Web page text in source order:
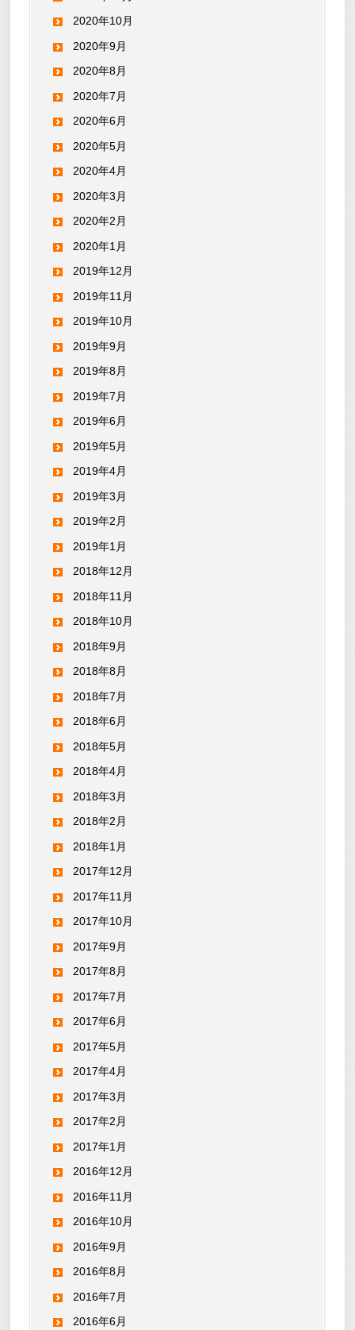
2020年10月
2020年9月
2020年8月
2020年7月
2020年6月
2020年5月
2020年4月
2020年3月
2020年2月
2020年1月
2019年12月
2019年11月
2019年10月
2019年9月
2019年8月
2019年7月
2019年6月
2019年5月
2019年4月
2019年3月
2019年2月
2019年1月
2018年12月
2018年11月
2018年10月
2018年9月
2018年8月
2018年7月
2018年6月
2018年5月
2018年4月
2018年3月
2018年2月
2018年1月
2017年12月
2017年11月
2017年10月
2017年9月
2017年8月
2017年7月
2017年6月
2017年5月
2017年4月
2017年3月
2017年2月
2017年1月
2016年12月
2016年11月
2016年10月
2016年9月
2016年8月
2016年7月
2016年6月